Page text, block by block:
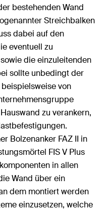
bestehenden Wand
Streichbalken
dabei auf den
eventuell zu
die einzuleitenden
sollte unbedingt der
von
zu verankern,
Bolzenanker FAZ II in
FIS V Plus
in allen
Wand über ein
dem montiert werden
einzusetzen, welche